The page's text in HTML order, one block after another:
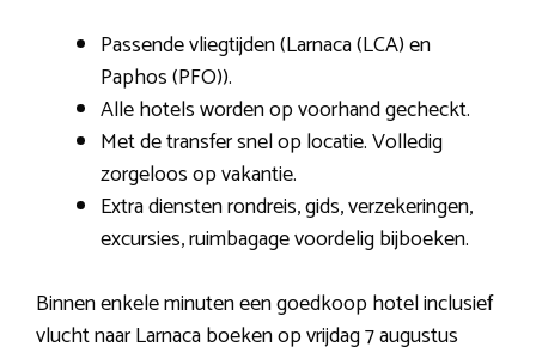
Passende vliegtijden (Larnaca (LCA) en
Paphos (PFO)).
Alle hotels worden op voorhand gecheckt.
Met de transfer snel op locatie. Volledig
zorgeloos op vakantie.
Extra diensten rondreis, gids, verzekeringen,
excursies, ruimbagage voordelig bijboeken.
Binnen enkele minuten een goedkoop hotel inclusief
vlucht naar Larnaca boeken op vrijdag 7 augustus